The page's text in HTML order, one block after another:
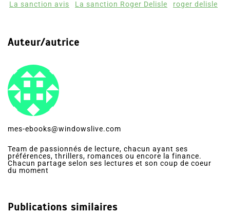
La sanction avis La sanction Roger Delisle roger delisle
Auteur/autrice
mes-ebooks@windowslive.com
Team de passionnés de lecture, chacun ayant ses
préférences, thrillers, romances ou encore la finance.
Chacun partage selon ses lectures et son coup de coeur
du moment
Publications similaires